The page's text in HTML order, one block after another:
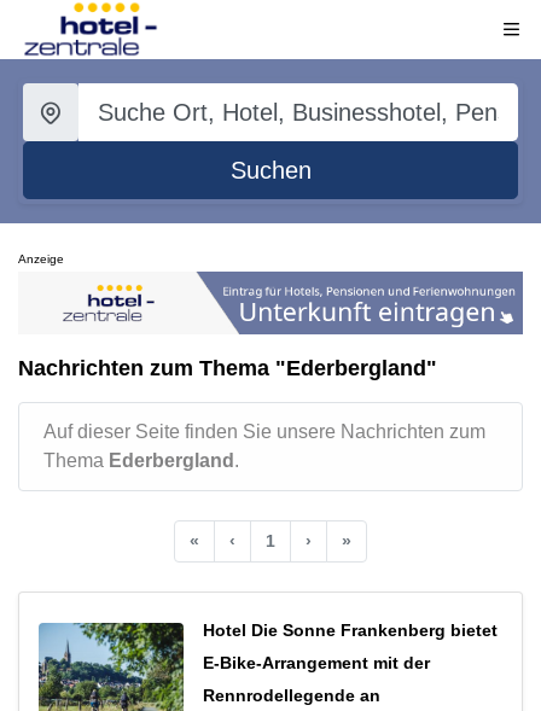
Suchen
Anzeige
Nachrichten zum Thema "Ederbergland"
Auf dieser Seite finden Sie unsere Nachrichten zum
Thema Ederbergland .
« ‹ 1 › »
Hotel Die Sonne Frankenberg bietet
E-Bike-Arrangement mit der
Rennrodellegende an